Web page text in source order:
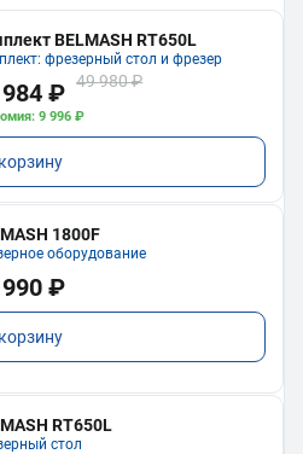
BELMASH RT650L
фрезерный стол и фрезер
₽ 49 980 ₽
9 996 ₽
1800F
оборудование
₽
RT650L
стол